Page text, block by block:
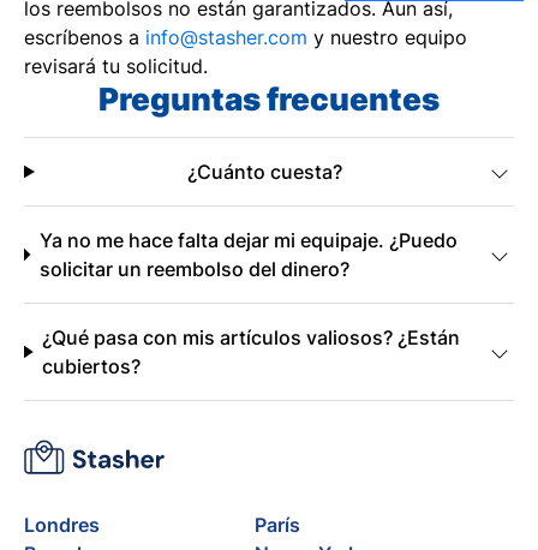
los reembolsos no están garantizados. Aun así,
escríbenos a info@stasher.com y nuestro equipo
revisará tu solicitud.
Preguntas frecuentes
¿Cuánto cuesta?
Ya no me hace falta dejar mi equipaje. ¿Puedo
solicitar un reembolso del dinero?
¿Qué pasa con mis artículos valiosos? ¿Están
cubiertos?
Londres
París